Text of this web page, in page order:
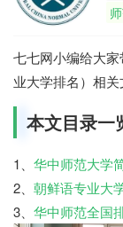
七七网小编给大
业大学排名）相关
本文目录一
1、 华中师范大学
2、 朝鲜语专业大
3、 华中师范全国